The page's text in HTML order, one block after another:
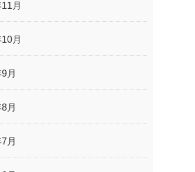
月
月
月
月
月